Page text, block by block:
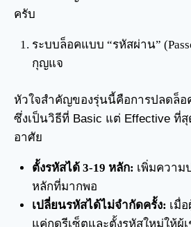
ครับ
ระบบล็อคแบบ “รหัสผ่าน”
กุญแจ
หัวใจสำคัญของรุ่นนี้คือการปลดล็อ
ซึ่งเป็นวิธีที่ Basic แต่ Effective ที่
อาศัย
ตั้งรหัสได้ 3-19 หลัก: เพิ่มความ
หลักที่มากพอ
เปลี่ยนรหัสได้ไม่จำกัดครั้ง: เมื่
แค่กดรีเซ็ตและตั้งรหัสใหม่ให้